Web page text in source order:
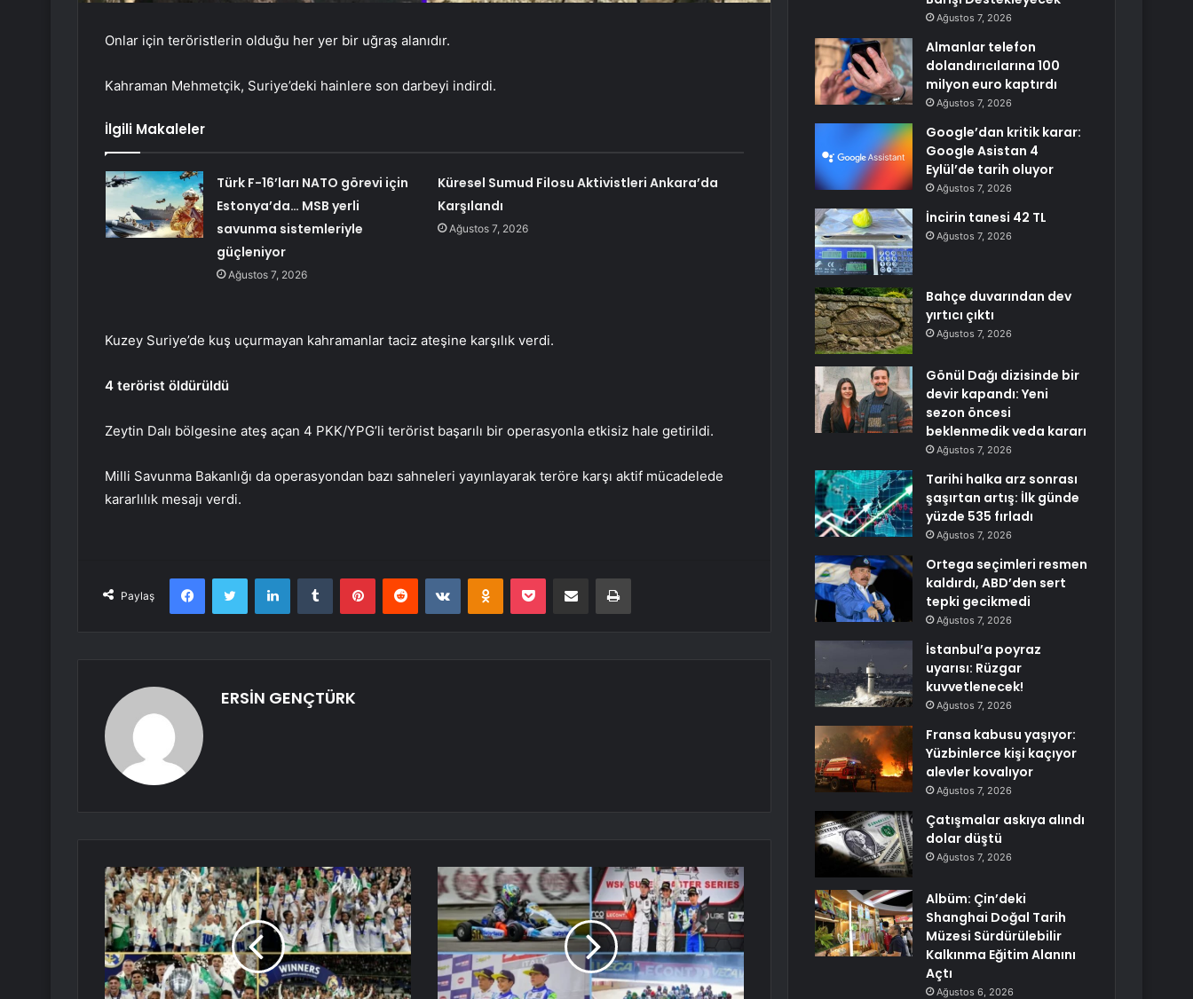
Onlar için teröristlerin olduğu her yer bir uğraş alanıdır.
Kahraman Mehmetçik, Suriye’deki hainlere son darbeyi indirdi.
İlgili Makaleler
Türk F-16’ları NATO görevi için
Estonya’da… MSB yerli
savunma sistemleriyle
güçleniyor
Ağustos 7, 2026
Küresel Sumud Filosu Aktivistleri Ankara’da
Karşılandı
Ağustos 7, 2026
Kuzey Suriye’de kuş uçurmayan kahramanlar taciz ateşine karşılık verdi.
4 terörist öldürüldü
Zeytin Dalı bölgesine ateş açan 4 PKK/YPG’li terörist başarılı bir operasyonla etkisiz hale getirildi.
Milli Savunma Bakanlığı da operasyondan bazı sahneleri yayınlayarak teröre karşı aktif mücadelede
kararlılık mesajı verdi.
Paylaş
FacebookTwitter LinkedInTumblr PinterestReddit VKontakteOdnoklassniki
Pocket E-Posta ile paylaş Yazdır
ERSİN GENÇTÜRK
Ağustos 7, 2026
Almanlar telefon
dolandırıcılarına 100
milyon euro kaptırdı
Ağustos 7, 2026
Google’dan kritik karar:
Google Asistan 4
Eylül’de tarih oluyor
Ağustos 7, 2026
İncirin tanesi 42 TL
Ağustos 7, 2026
Bahçe duvarından dev
yırtıcı çıktı
Ağustos 7, 2026
Gönül Dağı dizisinde bir
devir kapandı: Yeni
sezon öncesi
beklenmedik veda kararı
Ağustos 7, 2026
Tarihi halka arz sonrası
şaşırtan artış: İlk günde
yüzde 535 fırladı
Ağustos 7, 2026
Ortega seçimleri resmen
kaldırdı, ABD’den sert
tepki gecikmedi
Ağustos 7, 2026
İstanbul’a poyraz
uyarısı: Rüzgar
kuvvetlenecek!
Ağustos 7, 2026
Fransa kabusu yaşıyor:
Yüzbinlerce kişi kaçıyor
alevler kovalıyor
Ağustos 7, 2026
Çatışmalar askıya alındı
dolar düştü
Ağustos 7, 2026
Albüm: Çin’deki
Shanghai Doğal Tarih
Müzesi Sürdürülebilir
Kalkınma Eğitim Alanını
Açtı
Ağustos 6, 2026